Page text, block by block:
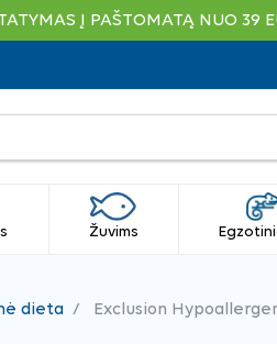
Į PAŠTOMATĄ NUO 39
Žuvims
dieta Exclusion